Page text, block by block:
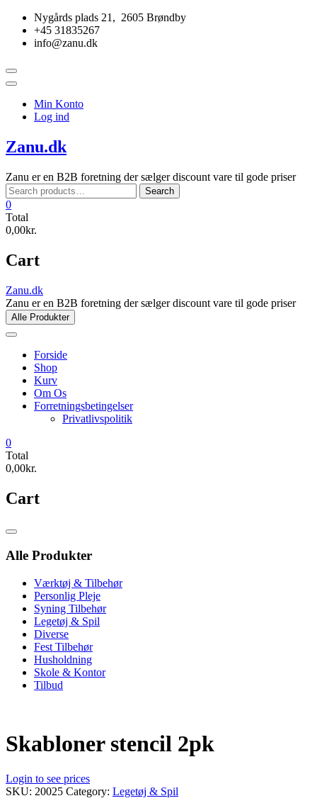
Skip
content
Nygårds plads 21, 2605 Brøndby
+45 31835267
info@zanu.dk
Topbar
Menu
Min Konto
Log ind
Zanu.dk
Zanu er en B2B foretning der sælger discount vare til gode priser
Search
for:
Search
0
Total
0,00kr.
Cart
Zanu.dk
Zanu er en B2B foretning der sælger discount vare til gode priser
Alle Produkter
Forside
Shop
Kurv
Om Os
Forretningsbetingelser
Privatlivspolitik
0
Total
0,00kr.
Cart
Catalog
Alle Produkter
Værktøj & Tilbehør
Personlig Pleje
Syning Tilbehør
Legetøj & Spil
Diverse
Fest Tilbehør
Husholdning
Skole & Kontor
Tilbud
Skabloner stencil 2pk
Login to see prices
SKU: 20025 Category: Legetøj & Spil